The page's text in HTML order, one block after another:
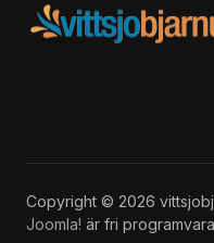
Copyright © 2026
Joomla! är fri